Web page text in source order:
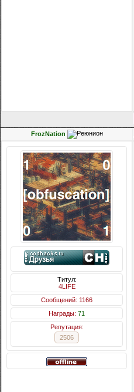
FrozNation
Титул:
4LIFE
Сообщений: 1166
Награды: 71
Репутация:
2506